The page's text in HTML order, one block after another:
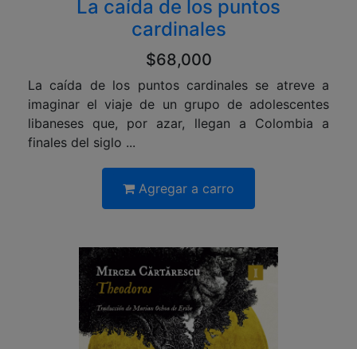
La caída de los puntos
cardinales
$68,000
La caída de los puntos cardinales se atreve a
imaginar el viaje de un grupo de adolescentes
libaneses que, por azar, llegan a Colombia a
finales del siglo ...
Agregar a carro